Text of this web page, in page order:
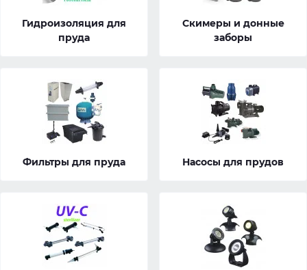
Гидроизоляция для
пруда
Скимеры и донные
заборы
Фильтры для пруда Насосы для прудов